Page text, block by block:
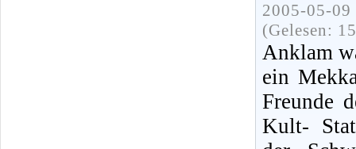
2005-05-
(Gelesen:
Anklam
ein
Freunde
Kult-